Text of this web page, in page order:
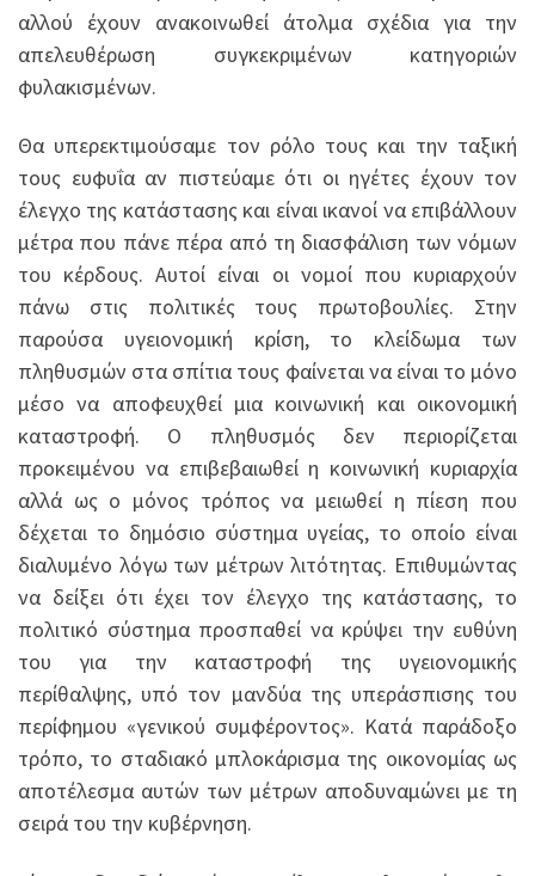
αλλού έχουν ανακοινωθεί άτολμα σχέδια για την
απελευθέρωση συγκεκριμένων κατηγοριών
φυλακισμένων.
Θα υπερεκτιμούσαμε τον ρόλο τους και την ταξική
τους ευφυΐα αν πιστεύαμε ότι οι ηγέτες έχουν τον
έλεγχο της κατάστασης και είναι ικανοί να επιβάλλουν
μέτρα που πάνε πέρα από τη διασφάλιση των νόμων
του κέρδους. Αυτοί είναι οι νομοί που κυριαρχούν
πάνω στις πολιτικές τους πρωτοβουλίες. Στην
παρούσα υγειονομική κρίση, το κλείδωμα των
πληθυσμών στα σπίτια τους φαίνεται να είναι το μόνο
μέσο να αποφευχθεί μια κοινωνική και οικονομική
καταστροφή. Ο πληθυσμός δεν περιορίζεται
προκειμένου να επιβεβαιωθεί η κοινωνική κυριαρχία
αλλά ως ο μόνος τρόπος να μειωθεί η πίεση που
δέχεται το δημόσιο σύστημα υγείας, το οποίο είναι
διαλυμένο λόγω των μέτρων λιτότητας. Επιθυμώντας
να δείξει ότι έχει τον έλεγχο της κατάστασης, το
πολιτικό σύστημα προσπαθεί να κρύψει την ευθύνη
του για την καταστροφή της υγειονομικής
περίθαλψης, υπό τον μανδύα της υπεράσπισης του
περίφημου «γενικού συμφέροντος». Κατά παράδοξο
τρόπο, το σταδιακό μπλοκάρισμα της οικονομίας ως
αποτέλεσμα αυτών των μέτρων αποδυναμώνει με τη
σειρά του την κυβέρνηση.